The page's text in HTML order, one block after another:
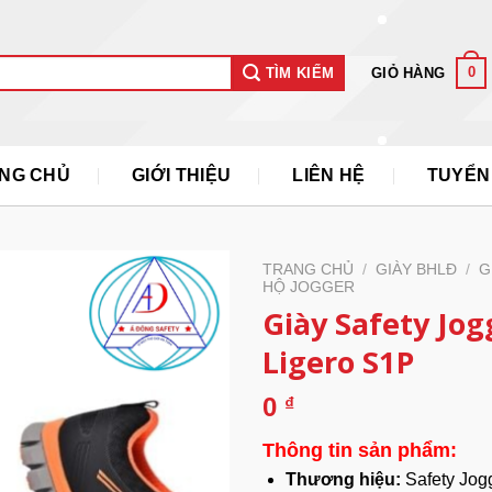
TÌM KIẾM GIỎ HÀNG 0
CHỦ GIỚI THIỆU LIÊN HỆ
TRANG CHỦ / GIÀY BHLĐ /
HỘ JOGGER
Giày Safety
Ligero S1P
0 ₫
Thông tin sản phẩm:
Thương hiệu: Safety